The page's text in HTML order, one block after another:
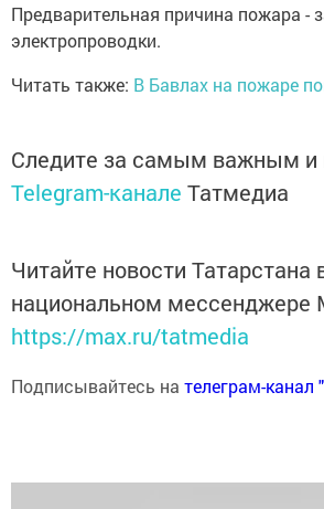
Предварительная причина пожара -
электропроводки.
Читать также: В Бавлах на пожаре
Следите за самым важным и
Telegram-канале Татмедиа
Читайте новости Татарстана
национальном мессенджере
https://max.ru/tatmedia
Подписывайтесь на телеграм-